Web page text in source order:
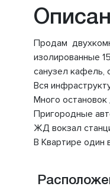
Продам
изолированные
санузел кафель,
Вся
Много
Пригородные
ЖД вокзал
В Квартире один